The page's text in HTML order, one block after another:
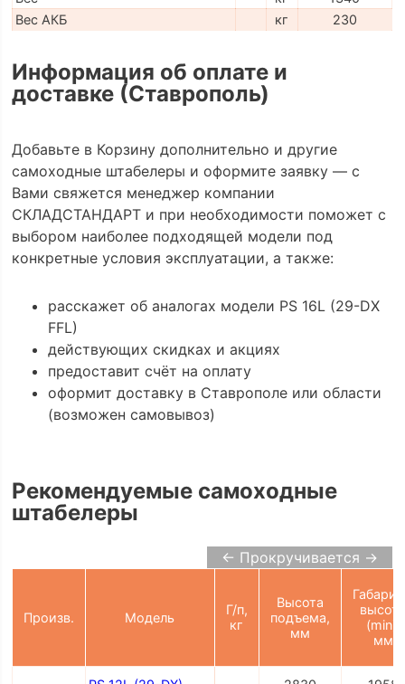
Вес АКБ
кг 230
Информация об оплате и
доставке (Ставрополь)
Добавьте в Корзину дополнительно и другие
самоходные штабелеры и оформите заявку — с
Вами свяжется менеджер компании
СКЛАДСТАНДАРТ и при необходимости поможет с
выбором наиболее подходящей модели под
конкретные условия эксплуатации, а также:
расскажет об аналогах модели PS 16L (29-DX
FFL)
действующих скидках и акциях
предоставит счёт на оплату
оформит доставку в Ставрополе или области
(возможен самовывоз)
Рекомендуемые самоходные
штабелеры
← Прокручивается →
Произв. Модель
Г/п,
кг
Высота
подъема,
мм
(min),
мм